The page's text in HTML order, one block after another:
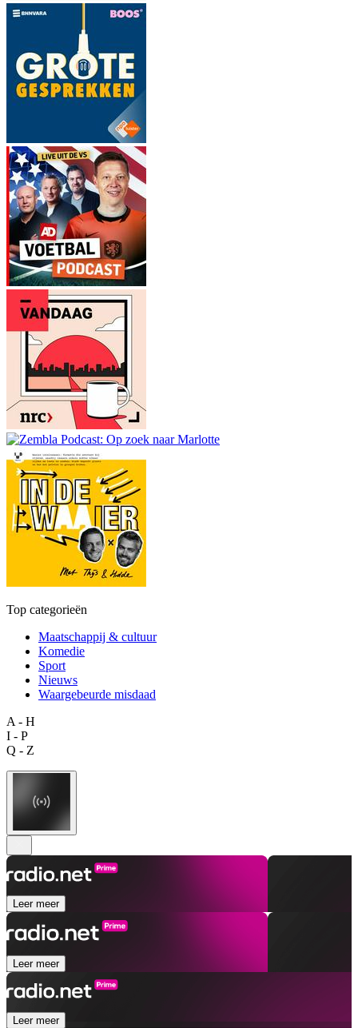
Top categorieën
Maatschappij & cultuur
Komedie
Sport
Nieuws
Waargebeurde misdaad
A - H
I - P
Q - Z
Leer meer
Leer meer
Leer meer